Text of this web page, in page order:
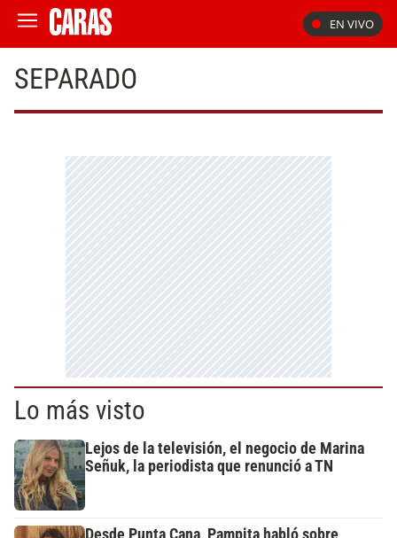
EN VIVO
SEPARADO
Lo más visto
Lejos de la televisión, el negocio de Marina
Señuk, la periodista que renunció a TN
Desde Punta Cana, Pampita habló sobre